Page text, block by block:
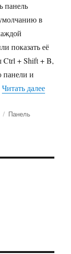
панель
в
показать её
+ Shift + B,
и
Читать далее«Как
Метки
Панель